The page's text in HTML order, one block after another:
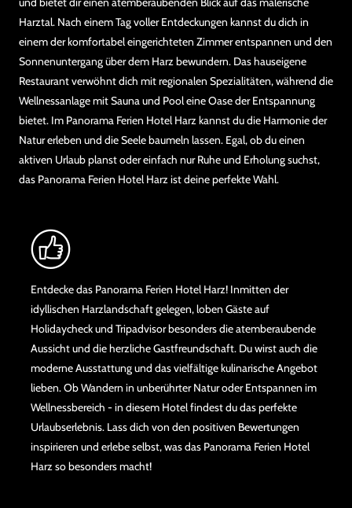
Harztal. Nach einem Tag voller Entdeckungen kannst du dich in
einem der komfortabel eingerichteten Zimmer entspannen und den
Sonnenuntergang über dem Harz bewundern. Das hauseigene
Restaurant verwöhnt dich mit regionalen Spezialitäten, während die
Wellnessanlage mit Sauna und Pool eine Oase der Entspannung
bietet. Im Panorama Ferien Hotel Harz kannst du die Harmonie der
Natur erleben und die Seele baumeln lassen. Egal, ob du einen
aktiven Urlaub planst oder einfach nur Ruhe und Erholung suchst,
das Panorama Ferien Hotel Harz ist deine perfekte Wahl.
Entdecke das Panorama Ferien Hotel Harz! Inmitten der
idyllischen Harzlandschaft gelegen, loben Gäste auf
Holidaycheck und Tripadvisor besonders die atemberaubende
Aussicht und die herzliche Gastfreundschaft. Du wirst auch die
moderne Ausstattung und das vielfältige kulinarische Angebot
lieben. Ob Wandern in unberührter Natur oder Entspannen im
Wellnessbereich - in diesem Hotel findest du das perfekte
Urlaubserlebnis. Lass dich von den positiven Bewertungen
inspirieren und erlebe selbst, was das Panorama Ferien Hotel
Harz so besonders macht!